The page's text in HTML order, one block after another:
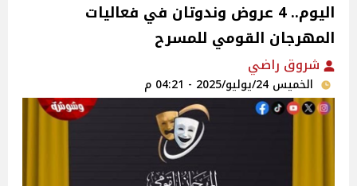
اليوم.. 4 عروض وندوتان في فعاليات
المهرجان القومي للمسرح
شروق راضي
الخميس 24/يوليو/2025 - 04:21 م